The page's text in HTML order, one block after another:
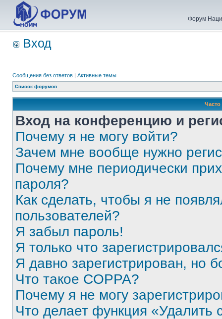
Форум
Вход
Сообщения без ответов | Активные темы
Список форумов
Вход на конференцию и
Почему я не могу войти?
Зачем мне вообще нужно
Почему мне периодически
пароля?
Как сделать, чтобы я не
пользователей?
Я забыл пароль!
Я только что
Я давно зарегистрирован, но
Что такое COPPA?
Почему я не могу
Что делает функция «Удалить